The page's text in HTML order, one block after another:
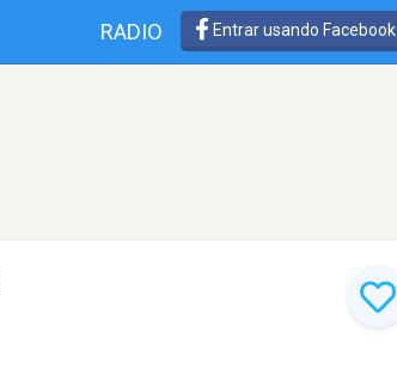
RADIO Entrar usando Facebook